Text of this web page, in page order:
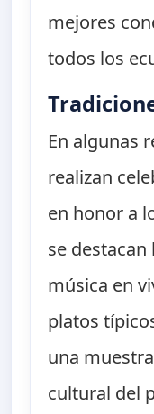
mejores
todos los
En algunas
realizan
en honor a
se
música en
platos
una
cultural del